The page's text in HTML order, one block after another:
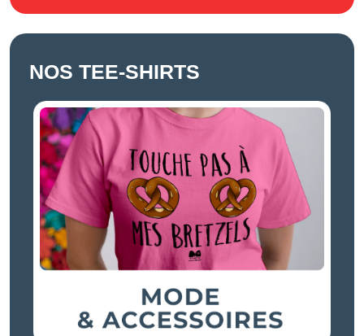
NOS TEE-SHIRTS